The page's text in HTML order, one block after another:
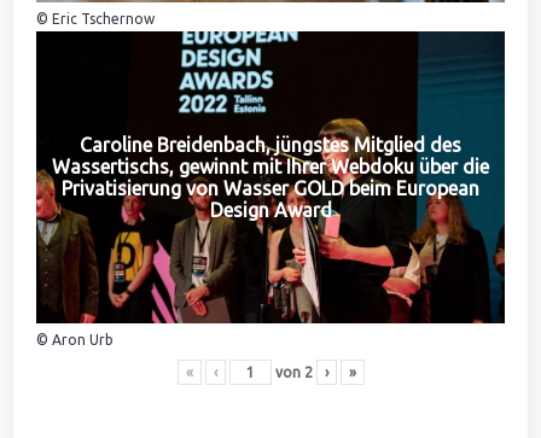
© Eric Tschernow
Caroline Breidenbach, jüngstes Mitglied des
Wassertischs, gewinnt mit Ihrer Webdoku über die
Privatisierung von Wasser GOLD beim European
Design Award
© Aron Urb
« ‹ von 2 › »